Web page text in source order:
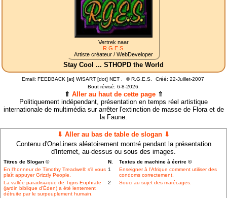
Vertrek naar
R.G.E.S.
Artiste créateur / WebDeveloper
Stay Cool ... STHOPD the World
Email: FEEDBACK [at] WISART [dot] NET . ©R.G.E.S.
Créé: 22-Juillet-2007
Bout révisé: 6-8-2026.
⇑ Aller au haut de cette page⇑
Politiquement indépendant, présentation en temps réel artistique
internationale de multimédia sur arrêter l'extinction de masse de Flora et de
la Faune.
⇓ Aller au bas de table de slogan ⇓
Contenu d'OneLiners aléatoirement montré pendant la présentation
d'Internet, au-dessus ou sous des images.
Titres de Slogan © N.
Textes de machine à écrire ©
En l'honneur de Timothy Treadwell: s'il vous
plaît appuyer Grizzly People.
1
Enseigner à l'Afrique comment utiliser des
condoms correctement.
La vallée paradisiaque de Tigris-Euphrate
(jardin biblique d'Éden) a été lentement
détruite par le surpeuplement humain.
2 Souci au sujet des marécages.